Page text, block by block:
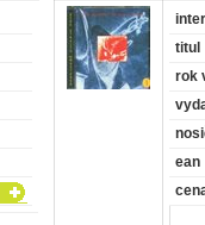
titul
rok
ean